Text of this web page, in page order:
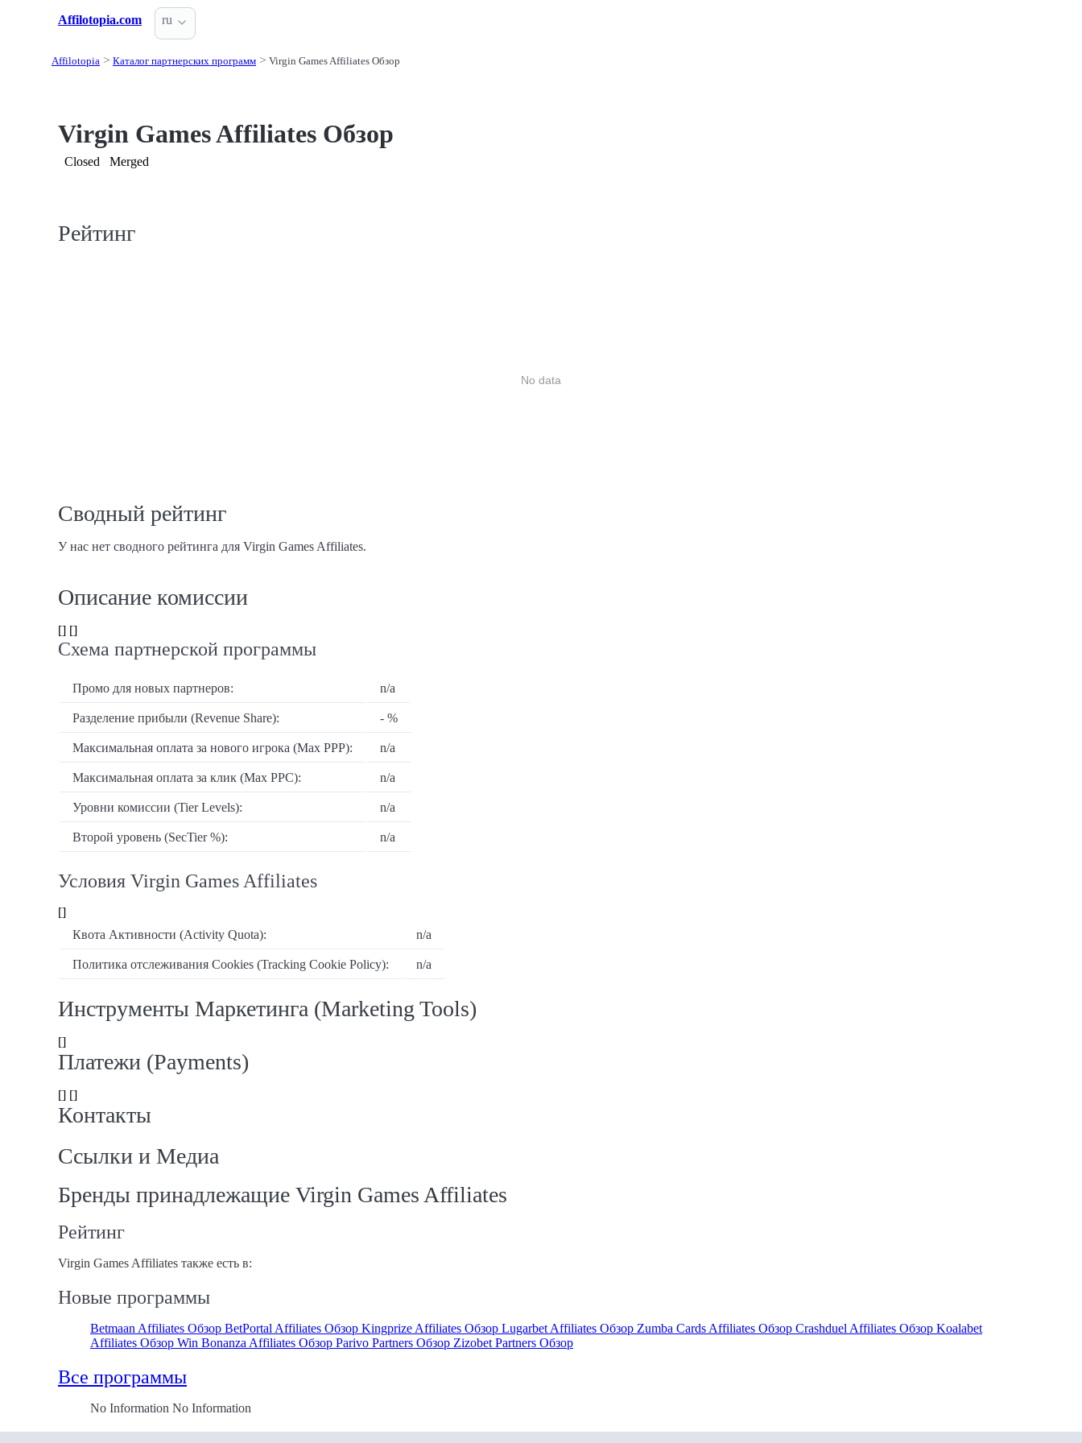
Affilotopia.com ru
Affilotopia Каталог партнерских программ Virgin Games Affiliates Обзор
Virgin Games Affiliates Обзор
Closed Merged
Рейтинг
No data
Сводный рейтинг
У нас нет сводного рейтинга для Virgin Games Affiliates.
Описание комиссии
[] []
Схема партнерской программы
Промо для новых партнеров: n/a
Разделение прибыли (Revenue Share): - %
Максимальная оплата за нового игрока (Max PPP): n/a
Максимальная оплата за клик (Max PPC): n/a
Уровни комиссии (Tier Levels): n/a
Второй уровень (SecTier %): n/a
Условия Virgin Games Affiliates
[]
Квота Активности (Activity Quota):
n/a
Политика отслеживания Cookies (Tracking Cookie Policy): n/a
Инструменты Маркетинга (Marketing Tools)
[]
Платежи (Payments)
[] []
Контакты
Ссылки и Медиа
Бренды принадлежащие Virgin Games Affiliates
Рейтинг
Virgin Games Affiliates также есть в:
Новые программы
Betmaan Affiliates Обзор BetPortal Affiliates Обзор Kingprize Affiliates Обзор Lugarbet Affiliates Обзор Zumba Cards Affiliates Обзор Crashduel Affiliates Обзор Koalabet
Affiliates Обзор Win Bonanza Affiliates Обзор Parivo Partners Обзор Zizobet Partners Обзор
Все программы
No Information No Information